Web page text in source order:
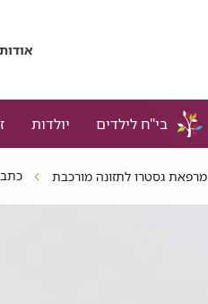
אודות
בי"ח לילדים יולדות
מרפאת גסטרו לתזונה מורכבת